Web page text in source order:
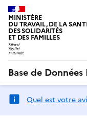
MINISTÈRE
DU TRAVAIL, DE LA
DES SOLIDARITÉS
ET DES FAMILLES
Base de
Quel est votre